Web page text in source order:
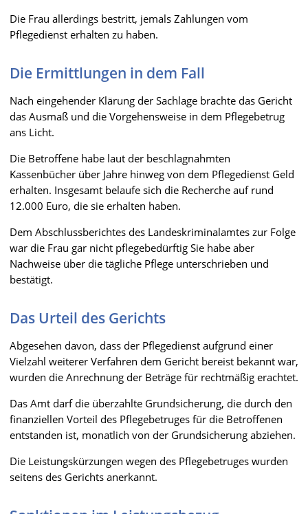
Die Frau allerdings bestritt, jemals Zahlungen vom
Pflegedienst erhalten zu haben.
Die Ermittlungen in dem Fall
Nach eingehender Klärung der Sachlage brachte das Gericht
das Ausmaß und die Vorgehensweise in dem Pflegebetrug
ans Licht.
Die Betroffene habe laut der beschlagnahmten
Kassenbücher über Jahre hinweg von dem Pflegedienst Geld
erhalten. Insgesamt belaufe sich die Recherche auf rund
12.000 Euro, die sie erhalten haben.
Dem Abschlussberichtes des Landeskriminalamtes zur Folge
war die Frau gar nicht pflegebedürftig Sie habe aber
Nachweise über die tägliche Pflege unterschrieben und
bestätigt.
Das Urteil des Gerichts
Abgesehen davon, dass der Pflegedienst aufgrund einer
Vielzahl weiterer Verfahren dem Gericht bereist bekannt war,
wurden die Anrechnung der Beträge für rechtmäßig erachtet.
Das Amt darf die überzahlte Grundsicherung, die durch den
finanziellen Vorteil des Pflegebetruges für die Betroffenen
entstanden ist, monatlich von der Grundsicherung abziehen.
Die Leistungskürzungen wegen des Pflegebetruges wurden
seitens des Gerichts anerkannt.